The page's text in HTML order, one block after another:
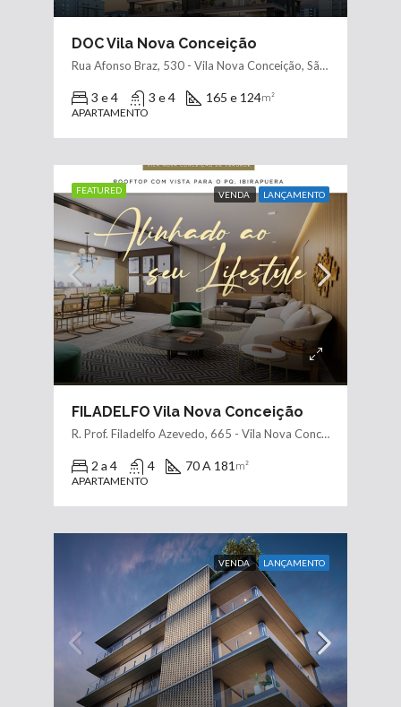
DOC Vila Nova Conceição
Rua Afonso Braz, 530 - Vila Nova Conceição, São Paulo - SP, 04511-001
3 e 4 3 e 4 165 e 124m²
APARTAMENTO
FEATURED VENDA LANÇAMENTO
FILADELFO Vila Nova Conceição
R. Prof. Filadelfo Azevedo, 665 - Vila Nova Conceição, São Paulo - SP, 04508-011, Brasil
2 a 4 4 70 A 181 m²
APARTAMENTO
VENDA LANÇAMENTO